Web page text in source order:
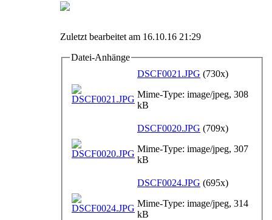
Zuletzt bearbeitet am 16.10.16 21:29
Datei-Anhänge
DSCF0021.JPG (730x)
Mime-Type: image/jpeg, 308
kB
DSCF0020.JPG (709x)
Mime-Type: image/jpeg, 307
kB
DSCF0024.JPG (695x)
Mime-Type: image/jpeg, 314
kB